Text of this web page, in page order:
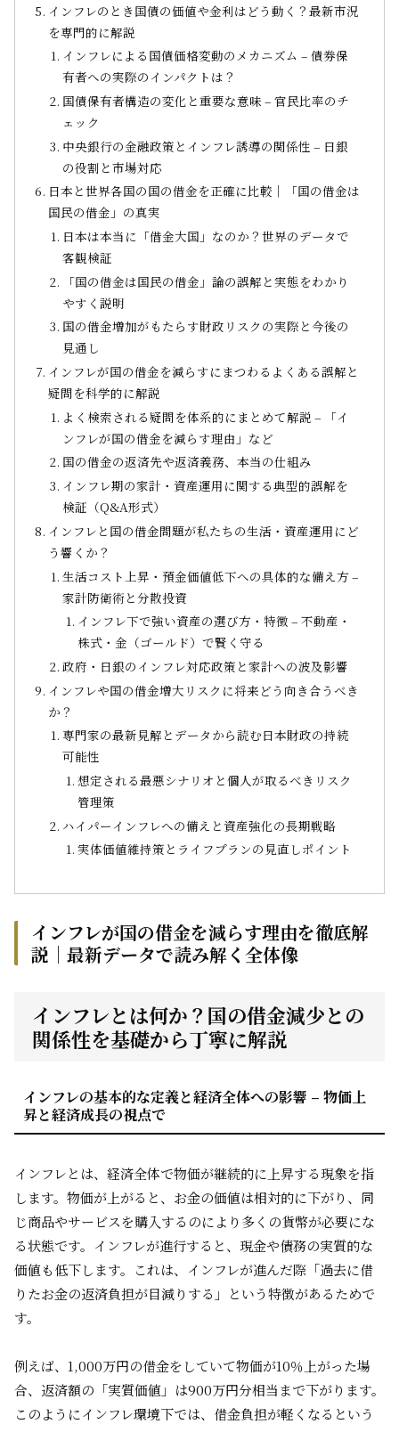
インフレのとき国債の価値や金利はどう動く？最新市況
を専門的に解説
インフレによる国債価格変動のメカニズム – 債券保
有者への実際のインパクトは？
国債保有者構造の変化と重要な意味 – 官民比率のチ
ェック
中央銀行の金融政策とインフレ誘導の関係性 – 日銀
の役割と市場対応
日本と世界各国の国の借金を正確に比較｜「国の借金は
国民の借金」の真実
日本は本当に「借金大国」なのか？世界のデータで
客観検証
「国の借金は国民の借金」論の誤解と実態をわかり
やすく説明
国の借金増加がもたらす財政リスクの実際と今後の
見通し
インフレが国の借金を減らすにまつわるよくある誤解と
疑問を科学的に解説
よく検索される疑問を体系的にまとめて解説 – 「イ
ンフレが国の借金を減らす理由」など
国の借金の返済先や返済義務、本当の仕組み
インフレ期の家計・資産運用に関する典型的誤解を
検証（Q&A形式）
インフレと国の借金問題が私たちの生活・資産運用にど
う響くか？
生活コスト上昇・預金価値低下への具体的な備え方 –
家計防衛術と分散投資
インフレ下で強い資産の選び方・特徴 – 不動産・
株式・金（ゴールド）で賢く守る
政府・日銀のインフレ対応政策と家計への波及影響
インフレや国の借金増大リスクに将来どう向き合うべき
か？
専門家の最新見解とデータから読む日本財政の持続
可能性
想定される最悪シナリオと個人が取るべきリスク
管理策
ハイパーインフレへの備えと資産強化の長期戦略
実体価値維持策とライフプランの見直しポイント
インフレが国の借金を減らす理由を徹底解
説｜最新データで読み解く全体像
インフレとは何か？国の借金減少との
関係性を基礎から丁寧に解説
インフレの基本的な定義と経済全体への影響 – 物価上
昇と経済成長の視点で
インフレとは、経済全体で物価が継続的に上昇する現象を指
します。物価が上がると、お金の価値は相対的に下がり、同
じ商品やサービスを購入するのにより多くの貨幣が必要にな
る状態です。インフレが進行すると、現金や債務の実質的な
価値も低下します。これは、インフレが進んだ際「過去に借
りたお金の返済負担が目減りする」という特徴があるためで
す。
例えば、1,000万円の借金をしていて物価が10％上がった場
合、返済額の「実質価値」は900万円分相当まで下がります。
このようにインフレ環境下では、借金負担が軽くなるという